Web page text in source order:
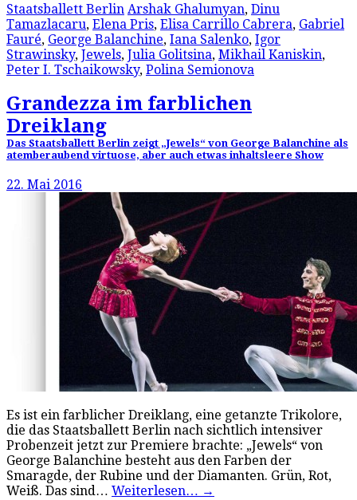
Staatsballett Berlin Arshak Ghalumyan, Dinu
Tamazlacaru, Elena Pris, Elisa Carrillo Cabrera, Gabriel
Fauré, George Balanchine, Iana Salenko, Igor
Strawinsky, Jewels, Julia Golitsina, Mikhail Kaniskin,
Peter I. Tschaikowsky, Polina Semionova
Grandezza im farblichen
Dreiklang
Das Staatsballett Berlin zeigt „Jewels“ von George Balanchine als
atemberaubend virtuose, aber auch etwas inhaltsleere Show
22. Mai 2016
Es ist ein farblicher Dreiklang, eine getanzte Trikolore,
die das Staatsballett Berlin nach sichtlich intensiver
Probenzeit jetzt zur Premiere brachte: „Jewels“ von
George Balanchine besteht aus den Farben der
Smaragde, der Rubine und der Diamanten. Grün, Rot,
Weiß. Das sind… Weiterlesen… →